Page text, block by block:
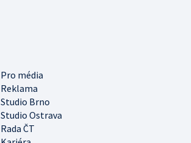
Pro média
Reklama
Studio Brno
Studio Ostrava
Rada ČT